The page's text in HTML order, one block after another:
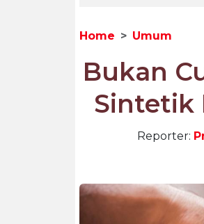
Home Umum
Bukan
Sintetik
Reporter: